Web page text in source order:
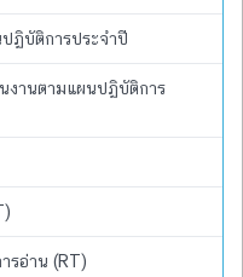
ฏิบัติการประจำปี
งานตามแผนปฏิบัติการ
รอ่าน (RT)